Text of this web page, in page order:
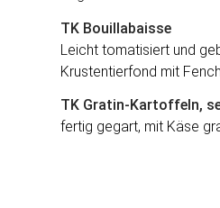
TK Bouillabaisse
Leicht tomatisiert und
Krustentierfond mit
TK Gratin-Kartoffeln,
fertig gegart, mit Käse